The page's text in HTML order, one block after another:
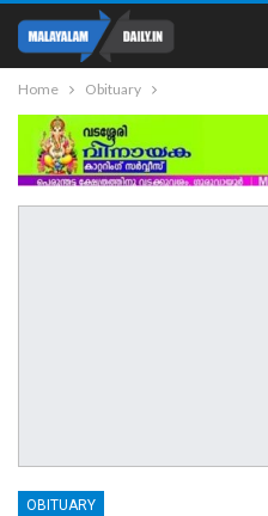
Home Obituary
OBITUARY